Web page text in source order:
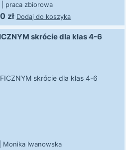
praca zbiorowa
zł Dodaj do koszyka
skrócie dla klas 4-6
Monika Iwanowska